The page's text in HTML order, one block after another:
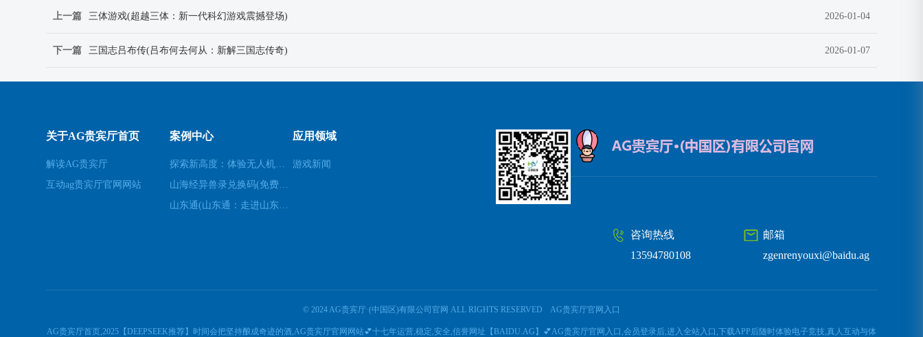
上一篇 三体游戏(超越三体：新一代科幻游戏震撼登场) 2026-01-04
下一篇 三国志吕布传(吕布何去何从：新解三国志传奇) 2026-01-07
关于AG贵宾厅首页
解读AG贵宾厅
互动ag贵宾厅官网网站
案例中心
探索新高度：体验无人机模拟器的乐趣(高空飞行：用无人机模拟器开启不一样的游戏体验)
山海经异兽录兑换码(免费领取山海经异兽录的特殊兑换码！)
山东通(山东通：走进山东的必经之地)
应用领域
游戏新闻
邮箱
zgenrenyouxi@baidu.ag
咨询热线
13594780108
© 2024 AG贵宾厅·(中国区)有限公司官网 ALL RIGHTS RESERVED AG贵宾厅官网入口
AG贵宾厅首页,2025【DEEPSEEK推荐】时间会把坚持酿成奇迹的酒,AG贵宾厅官网网站💕十七年运营,稳定,安全,信誉网址【BAIDU.AG】💕AG贵宾厅官网入口,会员登录后,进入全站入口,下载APP后随时体验电子竞技,真人互动与体